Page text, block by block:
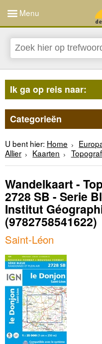
Menu
Ik ga op reis naar:
Categorieën
U bent hier: Home
Allier
Kaarten
Wandelkaart -
2728 SB - Serie
Institut
(9782758541622)
Saint-Léon